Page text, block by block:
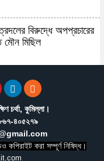
বিরুদ্ধে অপপ্রচারের
মৌন মিছিল
সোচ্চার, নিজের ঘরে নীরব
ক্লাবের নির্বাচনে
সম্পাদক কাশেম
চর্থা, কুমিল্লা।
৪০৫২৭৯
কপিরাইট করা সম্পূর্ণ নিষিদ্ধ।